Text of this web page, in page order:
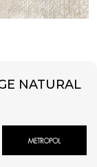
NATURAL